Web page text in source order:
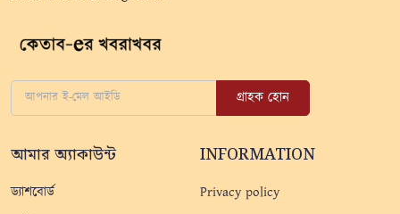
গ্রাহক হোন
আমার অ্যাকাউন্ট
ড্যাশবোর্ড
INFORMATION
Privacy policy